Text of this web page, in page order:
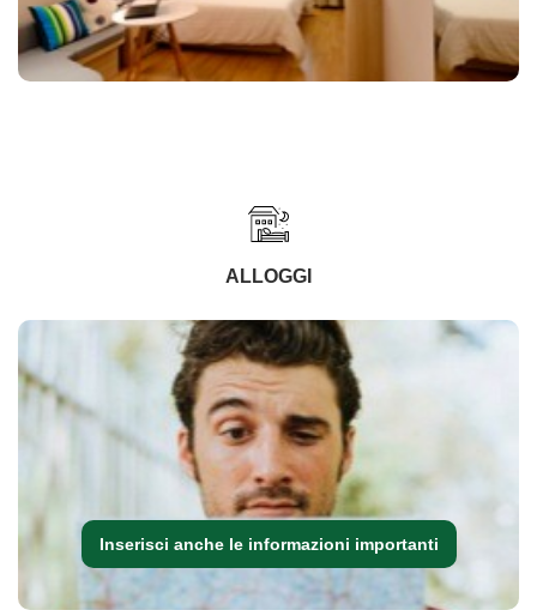
ALLOGGI
Inserisci anche le informazioni importanti